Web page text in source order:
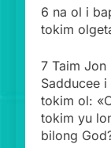
6 na ol i
tokim
7 Taim Jon
Sadducee
tokim ol:
tokim yu
bilong